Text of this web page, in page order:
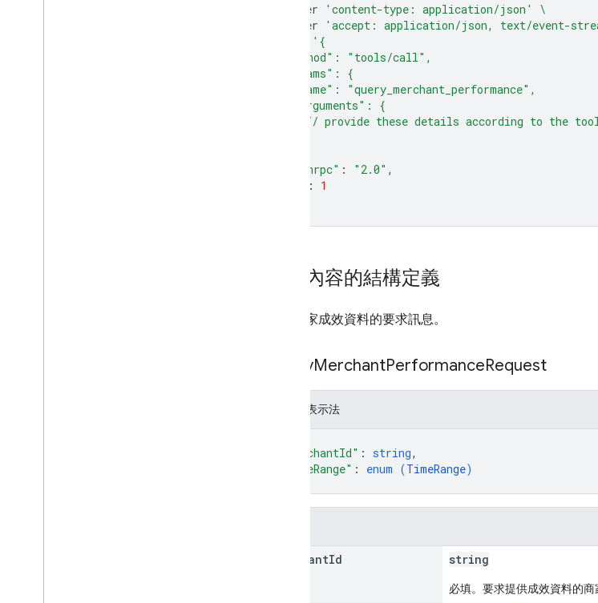
--header
'content-type: application/json'
\
--header
'accept: application/json, text/event-
'{
  "method": "tools/call",
  "params": {
    "name": "query_merchant_performance",
    "arguments": {
// provide these details according to the
"jsonrpc" : "2.0"
:
1
輸入內容的結構定義
查詢商家成效資料的要求訊息。
QueryMerchantPerformanceRequest
JSON 表示法
"merchantId" : string,
"timeRange" : enum (TimeRange)
merchantId string
必填。要求提供成效資料的商